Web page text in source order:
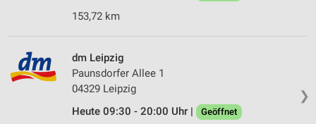
153,72 km
❯
dm Leipzig
Paunsdorfer Allee 1
04329 Leipzig
Heute 09:30 - 20:00 Uhr |
Geöffnet